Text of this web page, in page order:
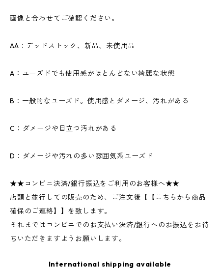
画像と合わせてご確認ください。
AA：デッドストック、新品、未使用品
A：ユーズドでも使用感がほとんどない綺麗な状態
B：一般的なユーズド。使用感とダメージ、汚れがある
C：ダメージや目立つ汚れがある
D：ダメージや汚れの多い雰囲気系ユーズド
★★コンビニ決済/銀行振込をご利用のお客様へ★★
店頭と並行しての販売のため、ご注文後【【こちらから商品
確保のご連絡】】を致します。
それまではコンビニでのお支払い決済/銀行へのお振込をお待
ちいただきますようお願いします。
International shipping available